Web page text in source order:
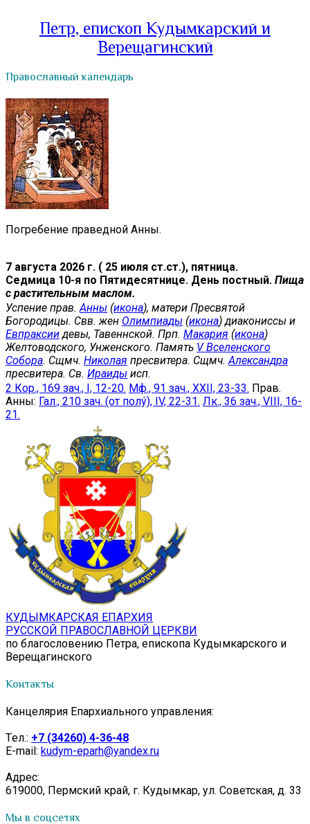
Петр, епископ Кудымкарский и
Верещагинский
Православный календарь
Погребение праведной Анны.
7 августа 2026 г. ( 25 июля ст.ст.), пятница.
Седмица 10-я по Пятидесятнице. День постный. Пища
с растительным маслом.
Успение прав. Анны (икона), матери Пресвятой
Богородицы. Свв. жен Олимпиады (икона) диакониссы и
Евпраксии девы, Тавеннской. Прп. Макария (икона)
Желтоводского, Унженского. Память V Вселенского
Собора. Сщмч. Николая пресвитера. Сщмч. Александра
пресвитера. Св. Ираиды исп.
2 Кор., 169 зач., I, 12-20. Мф., 91 зач., XXII, 23-33. Прав.
Анны: Гал., 210 зач. (от полу́), IV, 22-31. Лк., 36 зач., VIII, 16-
21.
КУДЫМКАРСКАЯ ЕПАРХИЯ
РУССКОЙ ПРАВОСЛАВНОЙ ЦЕРКВИ
по благословению Петра, епископа Кудымкарского и
Верещагинского
Контакты
Канцелярия Епархиального управления:
Tел.: +7 (34260) 4-36-48
E-mail: kudym-eparh@yandex.ru
Адрес:
619000, Пермский край, г. Кудымкар, ул. Советская, д. 33
Мы в соцсетях